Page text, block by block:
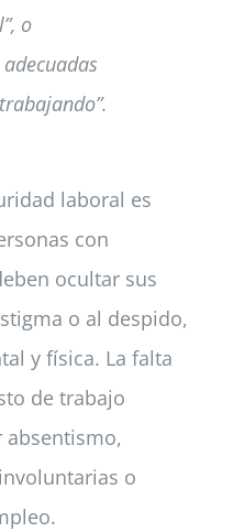
o
laboral es
con
ocultar sus
o al despido,
y física. La falta
de trabajo
absentismo,
o